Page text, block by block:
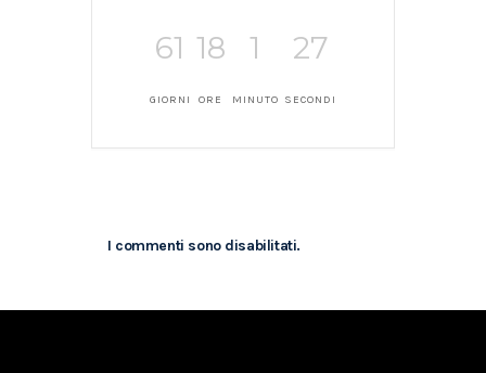
61
GIORNI
18
ORE
1
MINUTO
27
SECONDI
I commenti sono disabilitati.